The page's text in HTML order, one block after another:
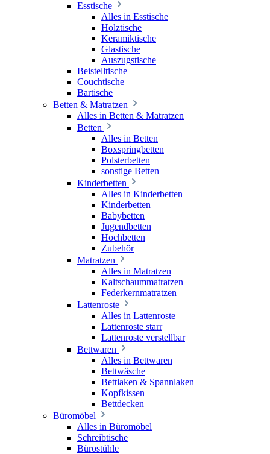
Esstische
Alles in Esstische
Holztische
Keramiktische
Glastische
Auszugstische
Beistelltische
Couchtische
Bartische
Betten & Matratzen
Alles in Betten & Matratzen
Betten
Alles in Betten
Boxspringbetten
Polsterbetten
sonstige Betten
Kinderbetten
Alles in Kinderbetten
Kinderbetten
Babybetten
Jugendbetten
Hochbetten
Zubehör
Matratzen
Alles in Matratzen
Kaltschaummatratzen
Federkernmatratzen
Lattenroste
Alles in Lattenroste
Lattenroste starr
Lattenroste verstellbar
Bettwaren
Alles in Bettwaren
Bettwäsche
Bettlaken & Spannlaken
Kopfkissen
Bettdecken
Büromöbel
Alles in Büromöbel
Schreibtische
Bürostühle